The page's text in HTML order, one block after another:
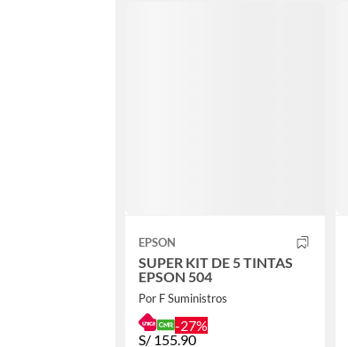
EPSON
SUPER KIT DE 5 TINTAS
EPSON 504
Por F Suministros
-27%
S/ 155.90